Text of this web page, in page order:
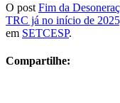
O post Fim da
TRC já no início de
em SETCESP.
Compartilhe: